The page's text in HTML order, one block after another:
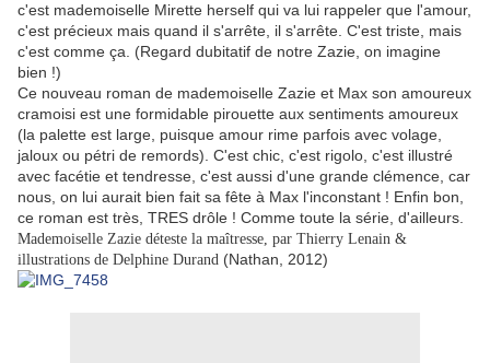
c'est mademoiselle Mirette herself qui va lui rappeler que l'amour,
c'est précieux mais quand il s'arrête, il s'arrête. C'est triste, mais
c'est comme ça. (Regard dubitatif de notre Zazie, on imagine
bien !)
Ce nouveau roman de mademoiselle Zazie et Max son amoureux
cramoisi est une formidable pirouette aux sentiments amoureux
(la palette est large, puisque amour rime parfois avec volage,
jaloux ou pétri de remords). C'est chic, c'est rigolo, c'est illustré
avec facétie et tendresse, c'est aussi d'une grande clémence, car
nous, on lui aurait bien fait sa fête à Max l'inconstant ! Enfin bon,
ce roman est très, TRES drôle ! Comme toute la série, d'ailleurs.
Mademoiselle Zazie déteste la maîtresse, par Thierry Lenain &
illustrations de Delphine Durand (Nathan, 2012)